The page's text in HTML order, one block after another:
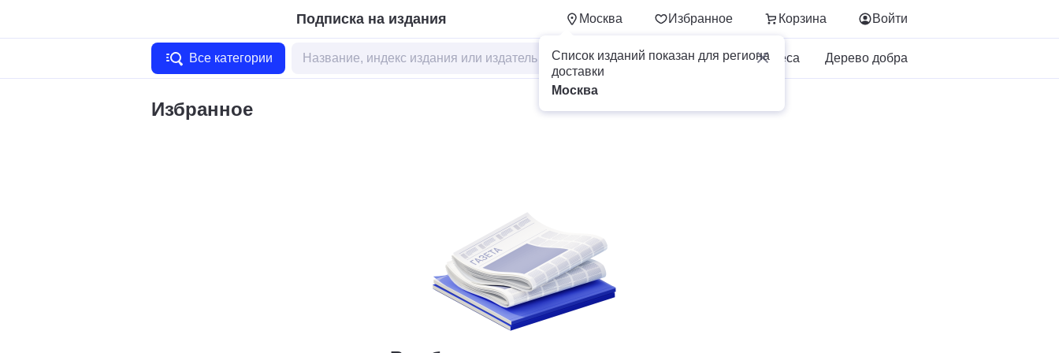
Подписка на издания Москва Избранное Корзина
Список изданий показан для региона
доставки
Москва
Войти
Все категории Для бизнеса Дерево добра
Избранное